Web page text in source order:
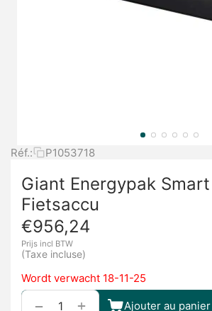
Réf.: P1053718
Giant Energypak
Fietsaccu
€956,24
Prijs incl BTW
(Taxe incluse)
Wordt verwacht 18-11-25
+
− Ajouter au panier